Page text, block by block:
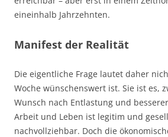
eineinhalb Jahrzehnten.
Manifest der Realität
Die eigentliche Frage lautet daher
Woche wünschenswert ist. Sie ist es,
Wunsch nach Entlastung und
Arbeit und Leben ist legitim und
nachvollziehbar. Doch die